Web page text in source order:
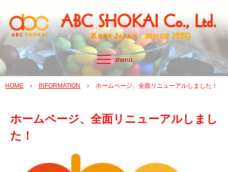
HOME › INFORMATION › ホームページ、全面リニューアルしました！
ホームページ、全面リニューアルしまし
た！